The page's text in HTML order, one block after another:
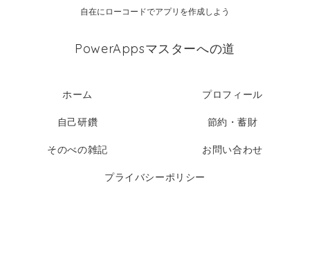
自在にローコードでアプリを作成しよう
PowerAppsマスターへの道
ホーム プロフィール
自己研鑽 節約・蓄財
そのべの雑記 お問い合わせ
プライバシーポリシー